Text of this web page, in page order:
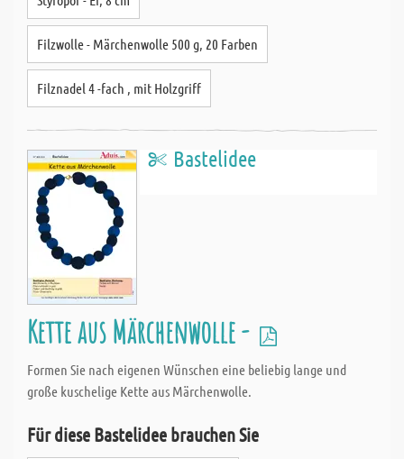
Filzwolle - Märchenwolle 500 g, 20 Farben
Filznadel 4 -fach , mit Holzgriff
Bastelidee
Kette aus Märchenwolle -
Formen Sie nach eigenen Wünschen eine beliebig lange und
große kuschelige Kette aus Märchenwolle.
Für diese Bastelidee brauchen Sie